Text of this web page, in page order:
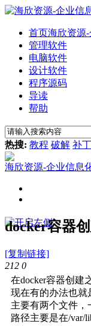
首页海欣资源
管理软件
电脑软件
设计软件
程序源码
导读
帮助
热搜: 教程 破解 补丁
海欣资源-企业信息
docker容器
[复制链接]
212 0
在docker容器创建
现在有的办法也就
主要有两个文件，
路径主要是在/var/